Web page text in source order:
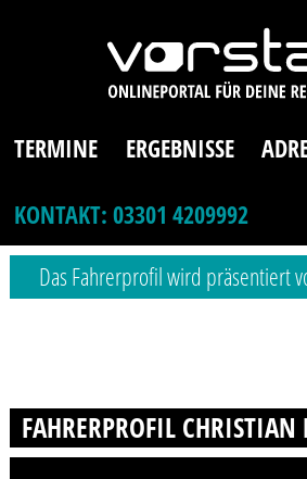
TERMINE ERGEBNISSE
KONTAKT: 03301 4209992
Das Fahrerprofil wird präsentiert
FAHRERPROFIL